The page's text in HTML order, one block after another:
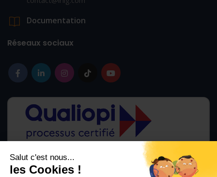
Salut c'est nous...
les Cookies !
Documentation
Réseaux sociaux
La certification qualité a été délivrée au titre des catégories d'action